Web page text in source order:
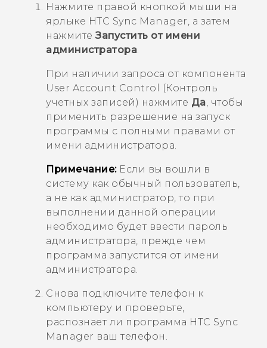
Нажмите правой кнопкой мыши на
ярлыке HTC Sync Manager, а затем
нажмитеЗапустить от имени
администратора.
При наличии запроса от компонента
User Account Control (Контроль
учетных записей) нажмите Да, чтобы
применить разрешение на запуск
программы с полными правами от
имени администратора.
Примечание:Если вы вошли в
систему как обычный пользователь,
а не как администратор, то при
выполнении данной операции
необходимо будет ввести пароль
администратора, прежде чем
программа запустится от имени
администратора.
Снова подключите телефон к
компьютеру и проверьте,
распознает ли программа HTC Sync
Manager ваш телефон.